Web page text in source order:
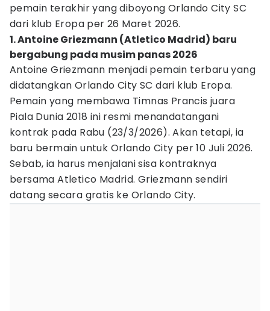
pemain terakhir yang diboyong Orlando City SC
dari klub Eropa per 26 Maret 2026.
1. Antoine Griezmann (Atletico Madrid) baru
bergabung pada musim panas 2026
Antoine Griezmann menjadi pemain terbaru yang
didatangkan Orlando City SC dari klub Eropa.
Pemain yang membawa Timnas Prancis juara
Piala Dunia 2018 ini resmi menandatangani
kontrak pada Rabu (23/3/2026). Akan tetapi, ia
baru bermain untuk Orlando City per 10 Juli 2026.
Sebab, ia harus menjalani sisa kontraknya
bersama Atletico Madrid. Griezmann sendiri
datang secara gratis ke Orlando City.